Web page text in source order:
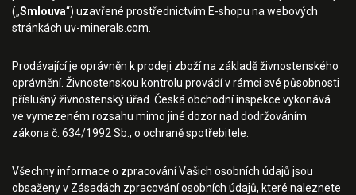
(„Smlouva“) uzavřené prostřednictvím E-shopu na webových
stránkách uv-minerals.com.
Prodávající je oprávněn k prodeji zboží na základě živnostenského
oprávnění. Živnostenskou kontrolu provádí v rámci své působnosti
příslušný živnostenský úřad. Česká obchodní inspekce vykonává
ve vymezeném rozsahu mimo jiné dozor nad dodržováním
zákona č. 634/1992 Sb., o ochraně spotřebitele.
Všechny informace o zpracování Vašich osobních údajů jsou
obsaženy v Zásadách zpracování osobních údajů, které naleznete